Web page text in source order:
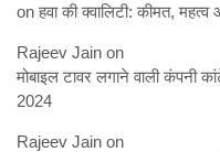
onहवा की क्वालिटी: कीमत,
Rajeev Jain on
मोबाइल टावर लगाने वाली कंपनी
2024
Rajeev Jain on